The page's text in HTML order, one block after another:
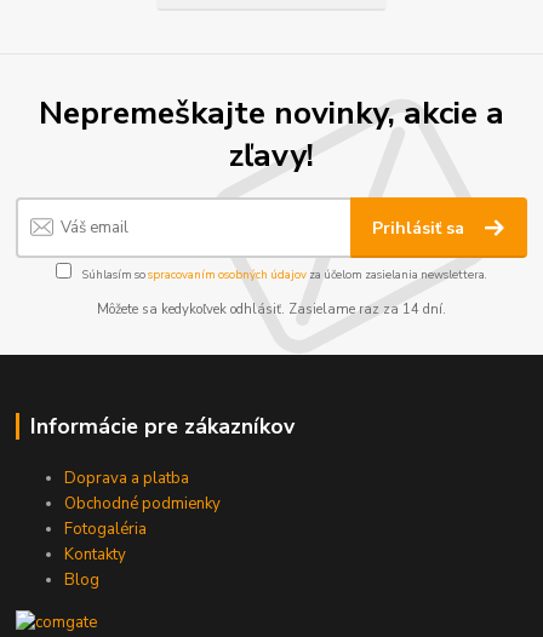
Nepremeškajte novinky, akcie a
zľavy!
Prihlásiť sa
Súhlasím sospracovaním osobných údajov za účelom zasielania newslettera.
Môžete sa kedykoľvek odhlásiť. Zasielame raz za 14 dní.
Informácie pre zákazníkov
Doprava a platba
Obchodné podmienky
Fotogaléria
Kontakty
Blog